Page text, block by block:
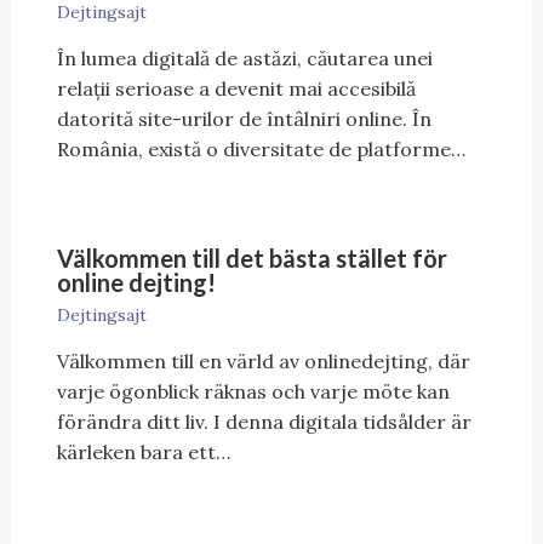
Dejtingsajt
În lumea digitală de astăzi, căutarea unei
relații serioase a devenit mai accesibilă
datorită site-urilor de întâlniri online. În
România, există o diversitate de platforme…
Välkommen till det bästa stället för
online dejting!
Dejtingsajt
Välkommen till en värld av onlinedejting, där
varje ögonblick räknas och varje möte kan
förändra ditt liv. I denna digitala tidsålder är
kärleken bara ett…